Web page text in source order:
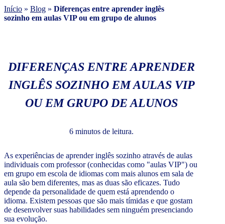
Início » Blog » Diferenças entre aprender inglês
sozinho em aulas VIP ou em grupo de alunos
DIFERENÇAS ENTRE APRENDER
INGLÊS SOZINHO EM AULAS VIP
OU EM GRUPO DE ALUNOS
6 minutos de leitura.
As experiências de aprender inglês sozinho através de aulas
individuais com professor (conhecidas como "aulas VIP") ou
em grupo em escola de idiomas com mais alunos em sala de
aula são bem diferentes, mas as duas são eficazes. Tudo
depende da personalidade de quem está aprendendo o
idioma. Existem pessoas que são mais tímidas e que gostam
de desenvolver suas habilidades sem ninguém presenciando
sua evolução.